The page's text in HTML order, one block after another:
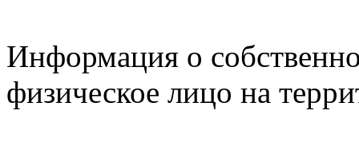
Информация о
физическое лицо на